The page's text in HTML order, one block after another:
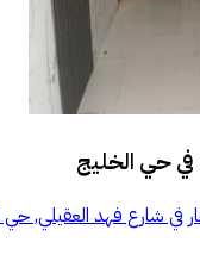
حي الخليج
في شارع فهد العقيلي,